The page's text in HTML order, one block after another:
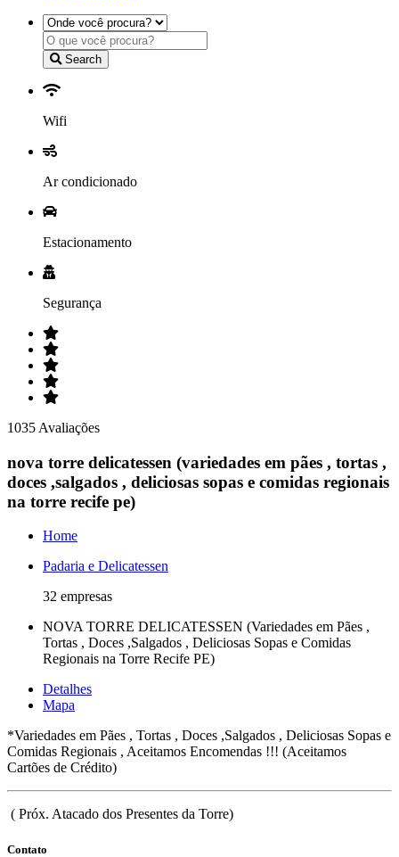
Search
Wifi
Ar condicionado
Estacionamento
Segurança
1035 Avaliações
nova torre delicatessen (variedades em pães , tortas ,
doces ,salgados , deliciosas sopas e comidas regionais
na torre recife pe)
Home
Padaria e Delicatessen
32 empresas
NOVA TORRE DELICATESSEN (Variedades em Pães ,
Tortas , Doces ,Salgados , Deliciosas Sopas e Comidas
Regionais na Torre Recife PE)
Detalhes
Mapa
*Variedades em Pães , Tortas , Doces ,Salgados , Deliciosas Sopas e
Comidas Regionais , Aceitamos Encomendas !!! (Aceitamos
Cartões de Crédito)
( Próx. Atacado dos Presentes da Torre)
Contato